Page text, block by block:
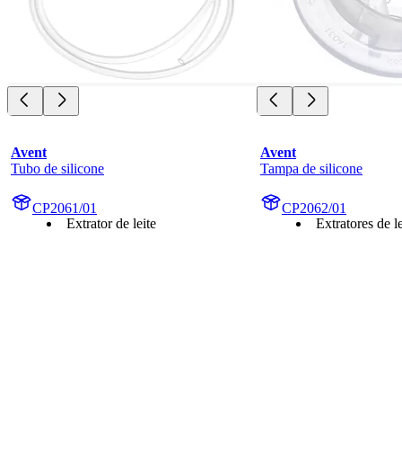
Avent
Tubo de silicone
CP2061/01
Extrator de leite
Avent
Tampa de silicone
CP2062/01
Extratores de